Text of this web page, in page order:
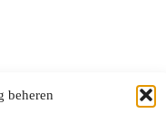
beheren